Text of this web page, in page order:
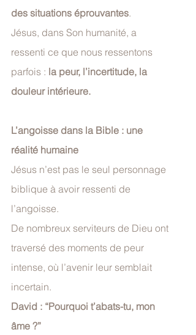
des situations éprouvantes.
Jésus, dans Son humanité, a
ressenti ce que nous ressentons
parfois : la peur, l’incertitude, la
douleur intérieure.
L’angoisse dans la Bible : une
réalité humaine
Jésus n’est pas le seul personnage
biblique à avoir ressenti de
l’angoisse.
De nombreux serviteurs de Dieu ont
traversé des moments de peur
intense, où l’avenir leur semblait
incertain.
David : “Pourquoi t’abats-tu, mon
âme ?”